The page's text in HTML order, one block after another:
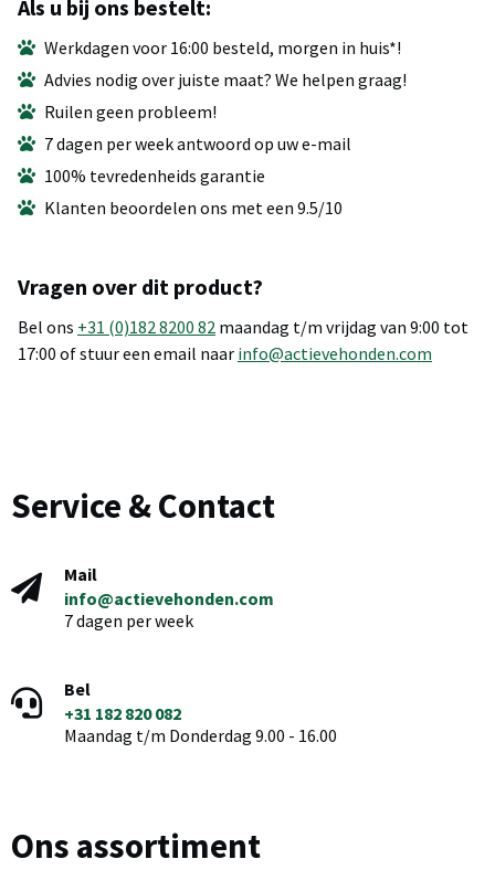
Als u bij ons bestelt:
Werkdagen voor 16:00 besteld, morgen in huis*!
Advies nodig over juiste maat? We helpen graag!
Ruilen geen probleem!
7 dagen per week antwoord op uw e-mail
100% tevredenheids garantie
Klanten beoordelen ons met een 9.5/10
Vragen over dit product?
Bel ons +31 (0)182 8200 82 maandag t/m vrijdag van 9:00 tot
17:00 of stuur een email naar info@actievehonden.com
Service & Contact
Mail
info@actievehonden.com
7 dagen per week
Bel
+31 182 820 082
Maandag t/m Donderdag 9.00 - 16.00
Ons assortiment